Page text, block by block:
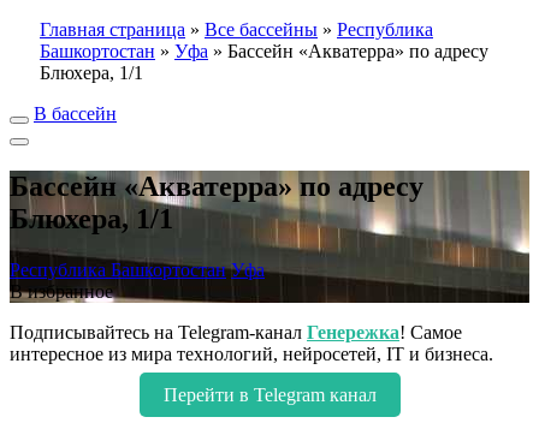
Главная страница » Все бассейны » Республика
Башкортостан » Уфа » Бассейн «Акватерра» по адресу
Блюхера, 1/1
В бассейн
Бассейн «Акватерра» по адресу
Блюхера, 1/1
Республика Башкортостан Уфа
В избранное
Подписывайтесь на Telegram-канал Генережка! Самое
интересное из мира технологий, нейросетей, IT и бизнеса.
Перейти в Telegram канал